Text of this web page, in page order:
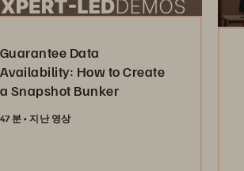
Guarantee Data
Availability: How to Create
a Snapshot Bunker
47 분 지난 영상